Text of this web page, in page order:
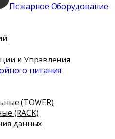
Пожарное Оборудование
и Управления
питания
(TOWER)
(RACK)
данных